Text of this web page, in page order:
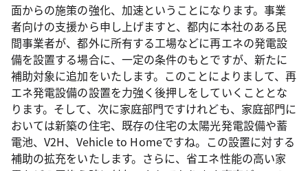
面からの施策の強化、加速ということになります。事業
者向けの支援から申し上げますと、都内に本社のある民
間事業者が、都外に所有する工場などに再エネの発電設
備を設置する場合に、一定の条件のもとですが、新たに
補助対象に追加をいたします。このことによりまして、再
エネ発電設備の設置を力強く後押しをしていくこととな
ります。そして、次に家庭部門ですけれども、家庭部門に
おいては新築の住宅、既存の住宅の太陽光発電設備や蓄
電池、V2H、Vehicle to Homeですね。この設置に対する
補助の拡充をいたします。さらに、省エネ性能の高い家